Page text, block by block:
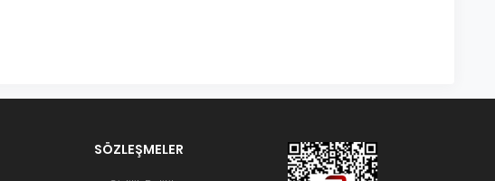
SÖZLEŞMELER